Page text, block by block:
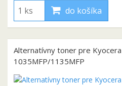
do košíka
Alternatívny toner pre
1035MFP/1135MFP